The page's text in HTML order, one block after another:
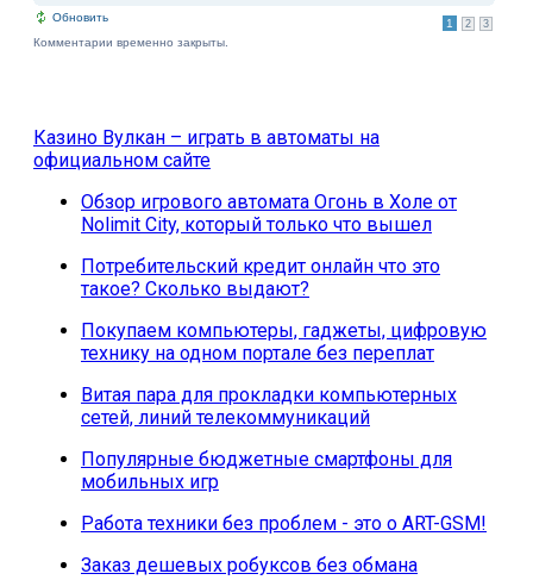
1 2 3
Обновить
Комментарии временно закрыты.
Казино Вулкан – играть в автоматы на
официальном сайте
Обзор игрового автомата Огонь в Холе от
Nolimit City, который только что вышел
Потребительский кредит онлайн что это
такое? Сколько выдают?
Покупаем компьютеры, гаджеты, цифровую
технику на одном портале без переплат
Витая пара для прокладки компьютерных
сетей, линий телекоммуникаций
Популярные бюджетные смартфоны для
мобильных игр
Работа техники без проблем - это о ART-GSM!
Заказ дешевых робуксов без обмана